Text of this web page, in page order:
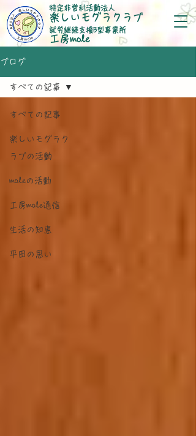
特定非営利活動法人
楽しいモグラクラブ
就労継続支援B型事業所
​工房mole
ブログ
すべての記事
楽しいモグラク
ラブの活動
moleの活動
工房mole通信
生活の知恵
平田の思い
すべての記事